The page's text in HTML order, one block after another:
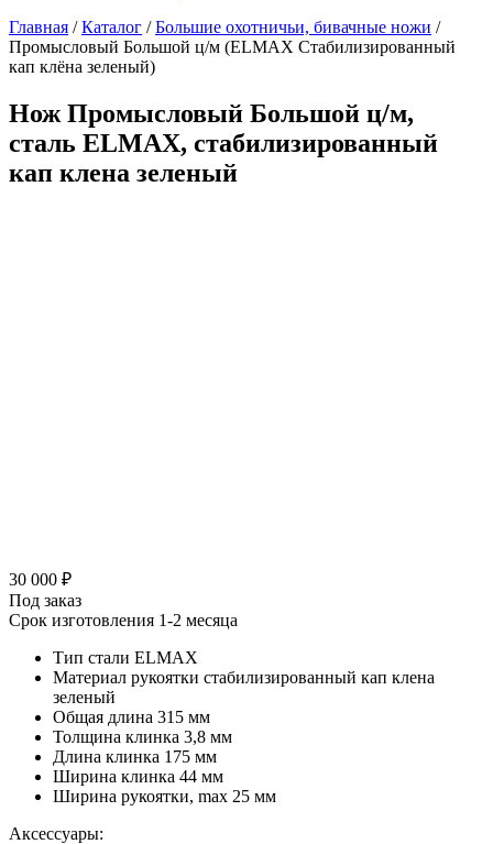
Главная /Каталог /Большие охотничьи, бивачные ножи /
Промысловый Большой ц/м (ELMAX Стабилизированный
кап клёна зеленый)
Нож Промысловый Большой ц/м,
сталь ELMAX, стабилизированный
кап клена зеленый
30 000 ₽
Под заказ
Срок изготовления 1-2 месяца
Тип стали ELMAX
Материал рукоятки стабилизированный кап клена
зеленый
Общая длина 315 мм
Толщина клинка 3,8 мм
Длина клинка 175 мм
Ширина клинка 44 мм
Ширина рукоятки, max 25 мм
Аксессуары: